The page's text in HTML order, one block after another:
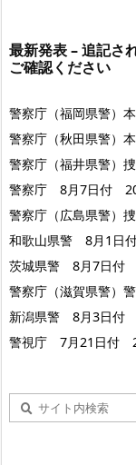
最新発表 – 追記さ
ご確認ください
警察庁（福岡県警
警察庁（秋田県警
警察庁（福井県警
警察庁 8月7日付
警察庁（広島県警
和歌山県警 8月1日
茨城県警 8月7日付
警察庁（滋賀県警
新潟県警 8月3日付
警視庁 7月21日付